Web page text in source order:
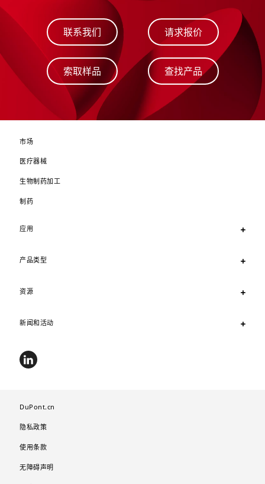
联系我们 请求报价
索取样品 查找产品
市场
医疗器械
生物制药加工
制药
应用
产品类型
资源
新闻和活动
DuPont.cn
隐私政策
使用条款
无障碍声明